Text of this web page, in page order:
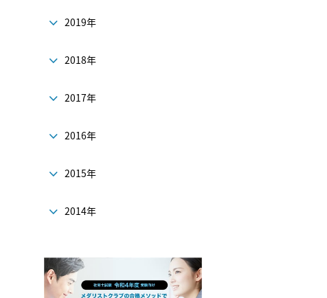
2019年
2018年
2017年
2016年
2015年
2014年